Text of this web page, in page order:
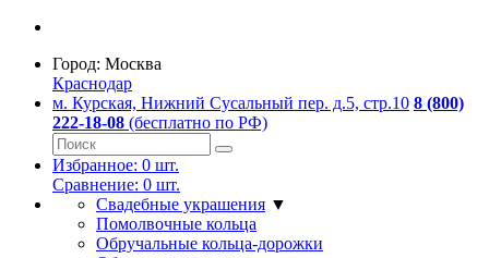
Город: Москва
Краснодар
м. Курская, Нижний Сусальный пер. д.5, стр.10 8 (800)
222-18-08 (бесплатно по РФ)
Избранное: 0 шт.
Сравнение: 0 шт.
Свадебные украшения ▼
Помолвочные кольца
Обручальные кольца-дорожки